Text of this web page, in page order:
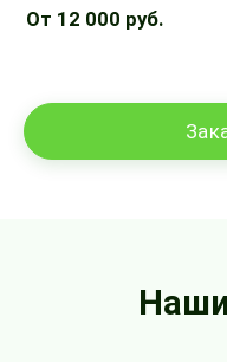
От 12 000 руб.